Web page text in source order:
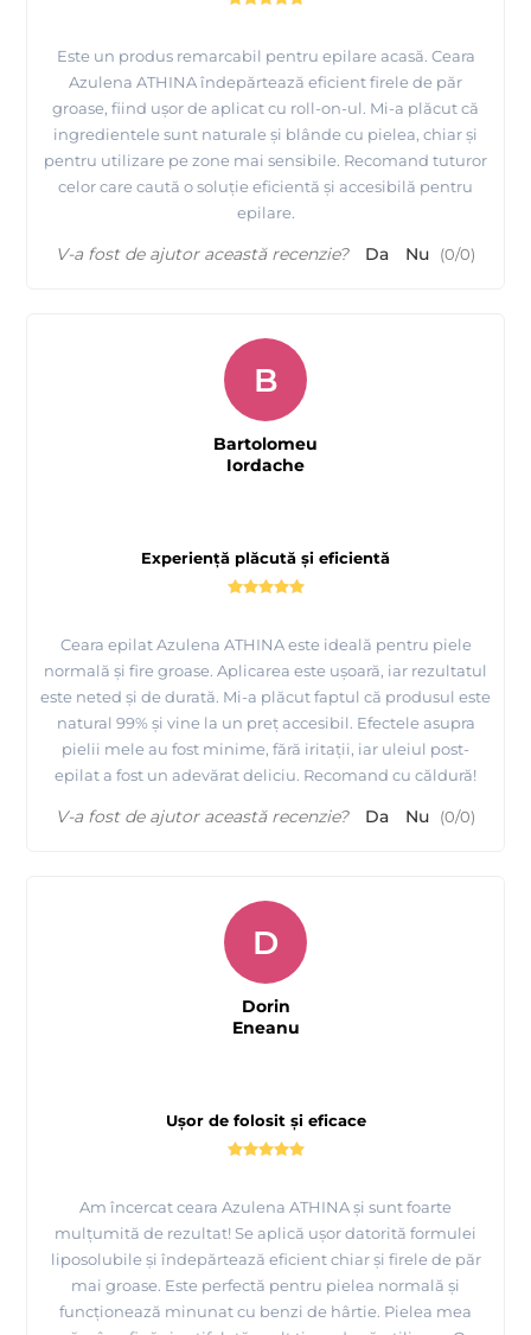
Este un produs remarcabil pentru epilare acasă. Ceara
Azulena ATHINA îndepărtează eficient firele de păr
groase, fiind ușor de aplicat cu roll-on-ul. Mi-a plăcut că
ingredientele sunt naturale și blânde cu pielea, chiar și
pentru utilizare pe zone mai sensibile. Recomand tuturor
celor care caută o soluție eficientă și accesibilă pentru
epilare.
V-a fost de ajutor această recenzie? Da Nu (0/0)
Experiență plăcută și eficientă
Ceara epilat Azulena ATHINA este ideală pentru piele
normală și fire groase. Aplicarea este ușoară, iar rezultatul
este neted și de durată. Mi-a plăcut faptul că produsul este
natural 99% și vine la un preț accesibil. Efectele asupra
pielii mele au fost minime, fără iritații, iar uleiul post-
epilat a fost un adevărat deliciu. Recomand cu căldură!
B
Bartolomeu
Iordache
V-a fost de ajutor această recenzie? Da Nu (0/0)
Ușor de folosit și eficace
Am încercat ceara Azulena ATHINA și sunt foarte
mulțumită de rezultat! Se aplică ușor datorită formulei
liposolubile și îndepărtează eficient chiar și firele de păr
mai groase. Este perfectă pentru pielea normală și
funcționează minunat cu benzi de hârtie. Pielea mea
D
Dorin
Eneanu